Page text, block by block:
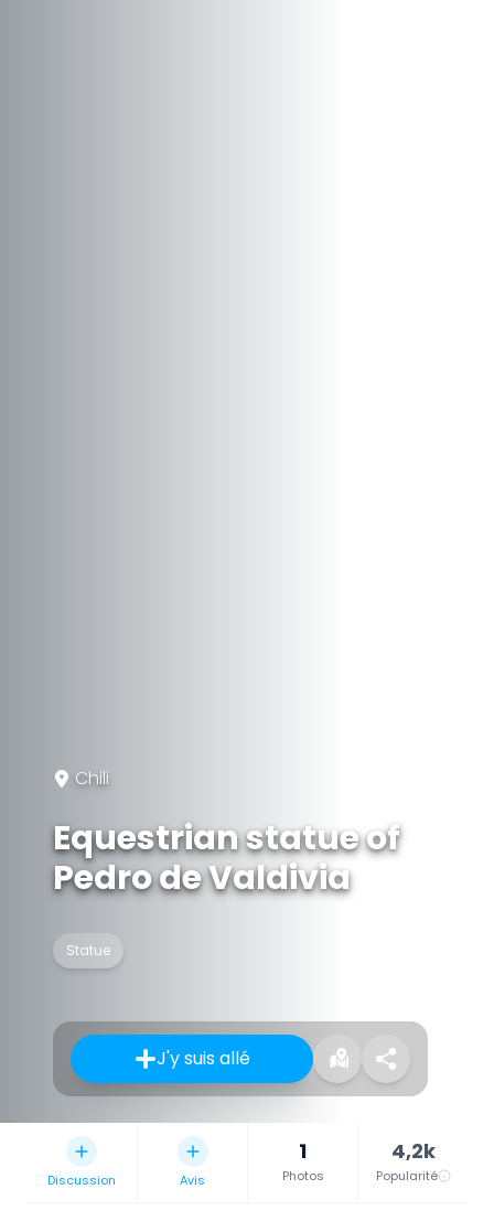
Chili
Equestrian statue of
Pedro de Valdivia
Statue
J'y suis allé
Discussion Avis
1
Photos
4,2k
Popularité